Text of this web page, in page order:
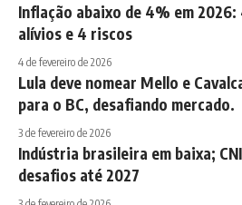
Inflação abaixo de 4% em 2026:
alívios e 4 riscos
4 de fevereiro de 2026
Lula deve nomear Mello e
para o BC, desafiando mercado.
3 de fevereiro de 2026
Indústria brasileira em baixa;
desafios até 2027